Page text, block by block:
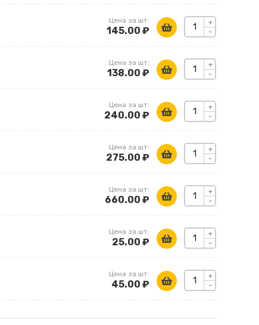
+
-
Цена за шт:
145.00 ₽
+
-
Цена за шт:
138.00 ₽
+
-
Цена за шт:
240.00 ₽
+
-
Цена за шт:
275.00 ₽
+
-
Цена за шт:
660.00 ₽
+
-
Цена за шт:
25.00 ₽
+
-
Цена за шт:
45.00 ₽